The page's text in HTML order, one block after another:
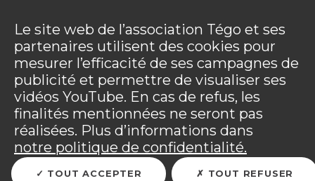
adhérents sinistrés et les personnels mobilisés.
Tous les détails dansvotre espace adhérent.
Vous êtes sur le site Tégo
RETOUR
Le site web de l’association Tégo et ses
partenaires utilisent des cookies pour
mesurer l’efficacité de ses campagnes de
publicité et permettre de visualiser ses
vidéos YouTube. En cas de refus, les
finalités mentionnées ne seront pas
réalisées. Plus d’informations dans
notre politique de confidentialité.
TOUT ACCEPTER TOUT REFUSER